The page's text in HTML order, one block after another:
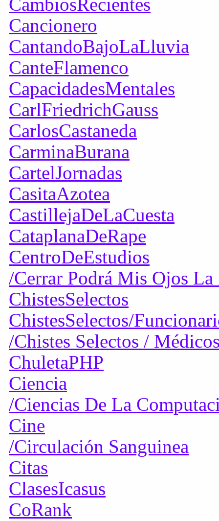
Cancionero
CantandoBajoLaLluvia
CanteFlamenco
CapacidadesMentales
CarlFriedrichGauss
CarlosCastaneda
CarminaBurana
CartelJornadas
CasitaAzotea
CastillejaDeLaCuesta
CataplanaDeRape
CentroDeEstudios
/Cerrar Podrá Mis Ojos La
ChistesSelectos
ChistesSelectos/
/Chistes Selectos /
ChuletaPHP
Ciencia
/Ciencias De La
Cine
/Circulación Sanguinea
Citas
ClasesIcasus
CoRank